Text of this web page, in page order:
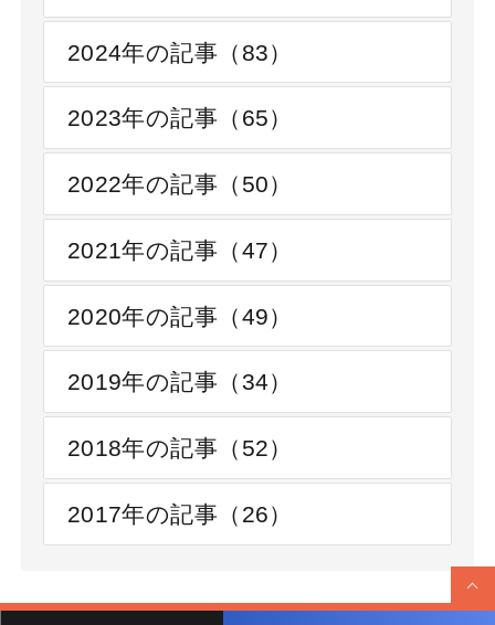
2024年の記事（83）
2023年の記事（65）
2022年の記事（50）
2021年の記事（47）
2020年の記事（49）
2019年の記事（34）
2018年の記事（52）
2017年の記事（26）